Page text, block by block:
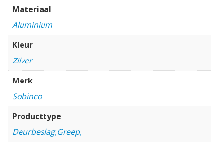
Materiaal
Aluminium
Kleur
Zilver
Merk
Sobinco
Producttype
Deurbeslag,Greep,